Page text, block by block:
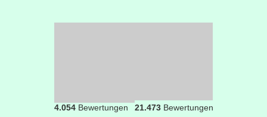
4.054Bewertungen 21.473Bewertungen